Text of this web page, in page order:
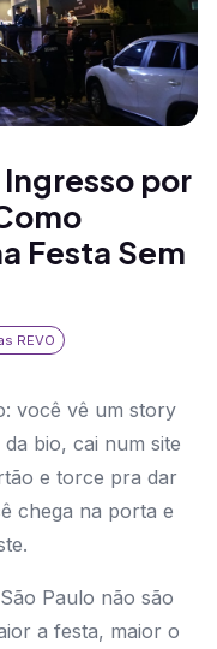
por
Festa Sem
REVO
você vê um story
bio, cai num site
e torce pra dar
chega na porta e
Paulo não são
a festa, maior o